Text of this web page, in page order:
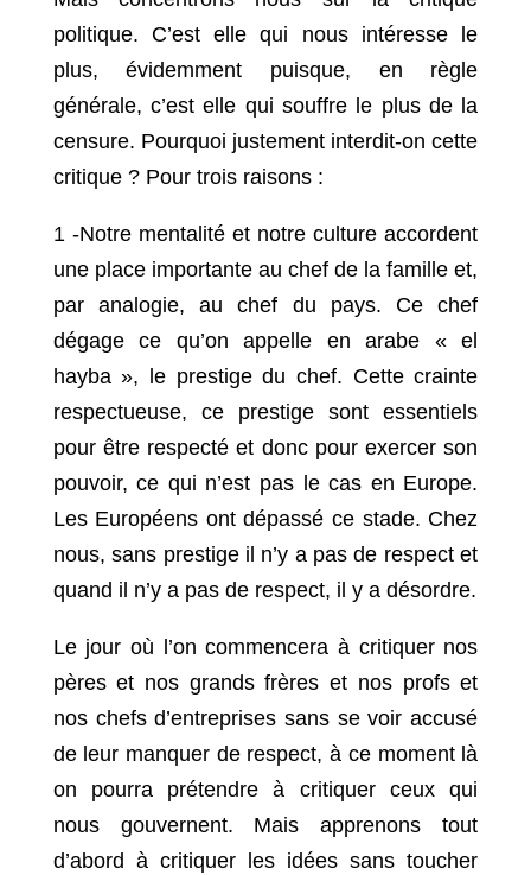
politique. C’est elle qui nous intéresse le
plus, évidemment puisque, en règle
générale, c’est elle qui souffre le plus de la
censure. Pourquoi justement interdit-on cette
critique ? Pour trois raisons :
1 -Notre mentalité et notre culture accordent
une place importante au chef de la famille et,
par analogie, au chef du pays. Ce chef
dégage ce qu’on appelle en arabe « el
hayba », le prestige du chef. Cette crainte
respectueuse, ce prestige sont essentiels
pour être respecté et donc pour exercer son
pouvoir, ce qui n’est pas le cas en Europe.
Les Européens ont dépassé ce stade. Chez
nous, sans prestige il n’y a pas de respect et
quand il n’y a pas de respect, il y a désordre.
Le jour où l’on commencera à critiquer nos
pères et nos grands frères et nos profs et
nos chefs d’entreprises sans se voir accusé
de leur manquer de respect, à ce moment là
on pourra prétendre à critiquer ceux qui
nous gouvernent. Mais apprenons tout
d’abord à critiquer les idées sans toucher